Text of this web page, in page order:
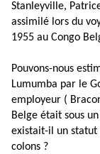
Stanleyville,
assimilé lors du
1955 au Congo
Pouvons-nous
Lumumba par le
employeur (
Belge était sous
existait-il un statut
colons ?